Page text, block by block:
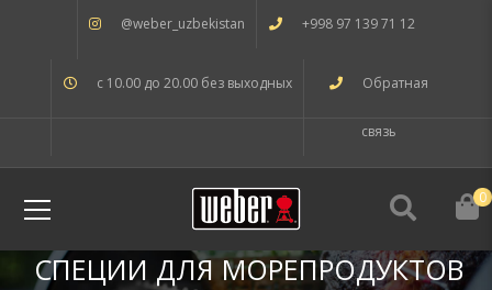
@weber_uzbekistan +998 97 139 71 12
с 10.00 до 20.00 без выходных Обратная
связь
0
СПЕЦИИ ДЛЯ МОРЕПРОДУКТОВ